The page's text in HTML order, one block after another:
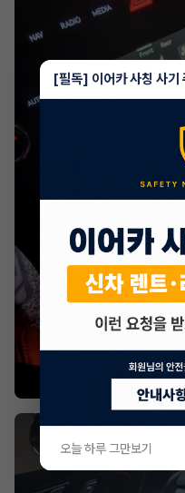
[필독] 이어카 사칭 사기
오늘 하루 그만보기